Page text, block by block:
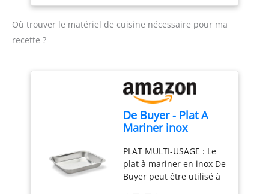
Où trouver le matériel de cuisine nécessaire pour ma
recette ?
De Buyer - Plat A
Mariner inox
30X25X4.3Cm -
Large - 3283.30,
Argenté
PLAT MULTI-USAGE : Le
plat à mariner en inox De
Buyer peut être utilisé à